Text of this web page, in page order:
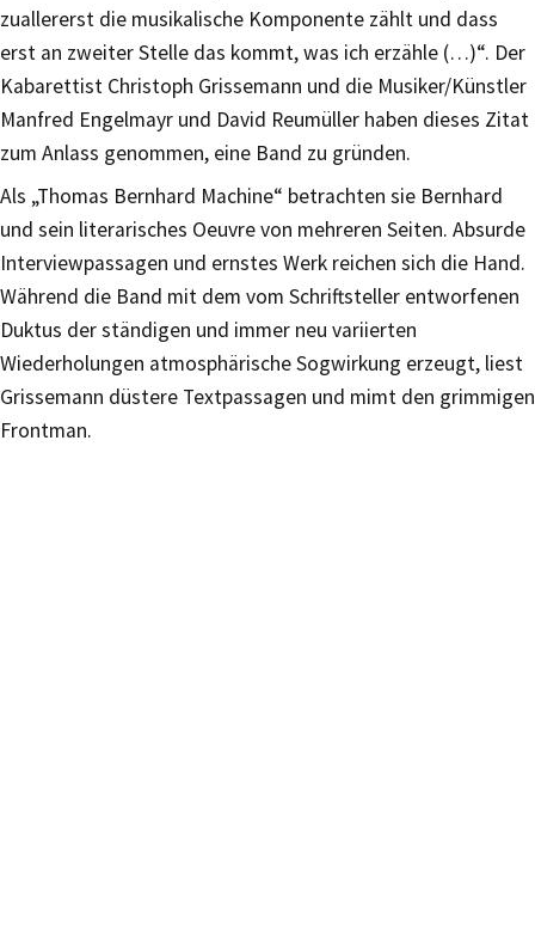
zuallererst die musikalische Komponente zählt und dass
erst an zweiter Stelle das kommt, was ich erzähle (…)“. Der
Kabarettist Christoph Grissemann und die Musiker/Künstler
Manfred Engelmayr und David Reumüller haben dieses Zitat
zum Anlass genommen, eine Band zu gründen.
Als „Thomas Bernhard Machine“ betrachten sie Bernhard
und sein literarisches Oeuvre von mehreren Seiten. Absurde
Interviewpassagen und ernstes Werk reichen sich die Hand.
Während die Band mit dem vom Schriftsteller entworfenen
Duktus der ständigen und immer neu variierten
Wiederholungen atmosphärische Sogwirkung erzeugt, liest
Grissemann düstere Textpassagen und mimt den grimmigen
Frontman.